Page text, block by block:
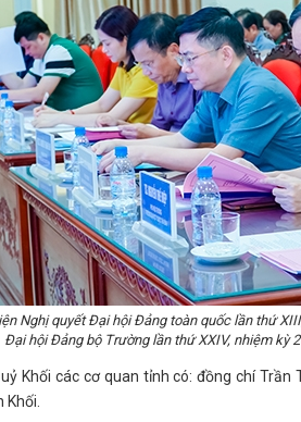
Nghị quyết Đại hội Đảng toàn quốc lần thứ
Đại hội Đảng bộ Trường lần thứ XXIV, nhiệm kỳ
Khối các cơ quan tỉnh có: đồng chí